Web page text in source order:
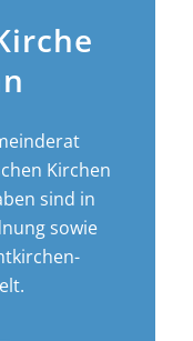
Kirchen
sind in
sowie